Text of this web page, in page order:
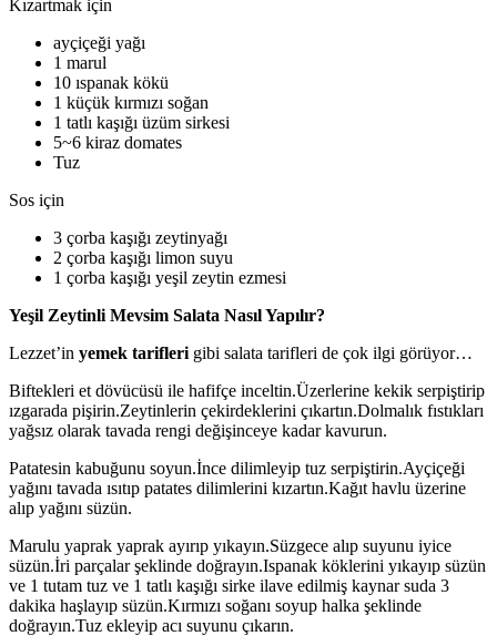
Kızartmak için
ayçiçeği yağı
1 marul
10 ıspanak kökü
1 küçük kırmızı soğan
1 tatlı kaşığı üzüm sirkesi
5~6 kiraz domates
Tuz
Sos için
3 çorba kaşığı zeytinyağı
2 çorba kaşığı limon suyu
1 çorba kaşığı yeşil zeytin ezmesi
Yeşil Zeytinli Mevsim Salata Nasıl Yapılır?
Lezzet’in yemek tarifleri gibi salata tarifleri de çok ilgi görüyor…
Biftekleri et dövücüsü ile hafifçe inceltin.Üzerlerine kekik serpiştirip
ızgarada pişirin.Zeytinlerin çekirdeklerini çıkartın.Dolmalık fıstıkları
yağsız olarak tavada rengi değişinceye kadar kavurun.
Patatesin kabuğunu soyun.İnce dilimleyip tuz serpiştirin.Ayçiçeği
yağını tavada ısıtıp patates dilimlerini kızartın.Kağıt havlu üzerine
alıp yağını süzün.
Marulu yaprak yaprak ayırıp yıkayın.Süzgece alıp suyunu iyice
süzün.İri parçalar şeklinde doğrayın.Ispanak köklerini yıkayıp süzün
ve 1 tutam tuz ve 1 tatlı kaşığı sirke ilave edilmiş kaynar suda 3
dakika haşlayıp süzün.Kırmızı soğanı soyup halka şeklinde
doğrayın.Tuz ekleyip acı suyunu çıkarın.